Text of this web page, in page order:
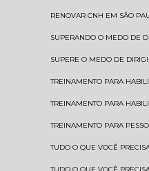
RENOVAR CNH EM SÃO
SUPERANDO O MEDO DE
SUPERE O MEDO DE
TREINAMENTO PARA
TREINAMENTO PARA
TREINAMENTO PARA
TUDO O QUE VOCÊ